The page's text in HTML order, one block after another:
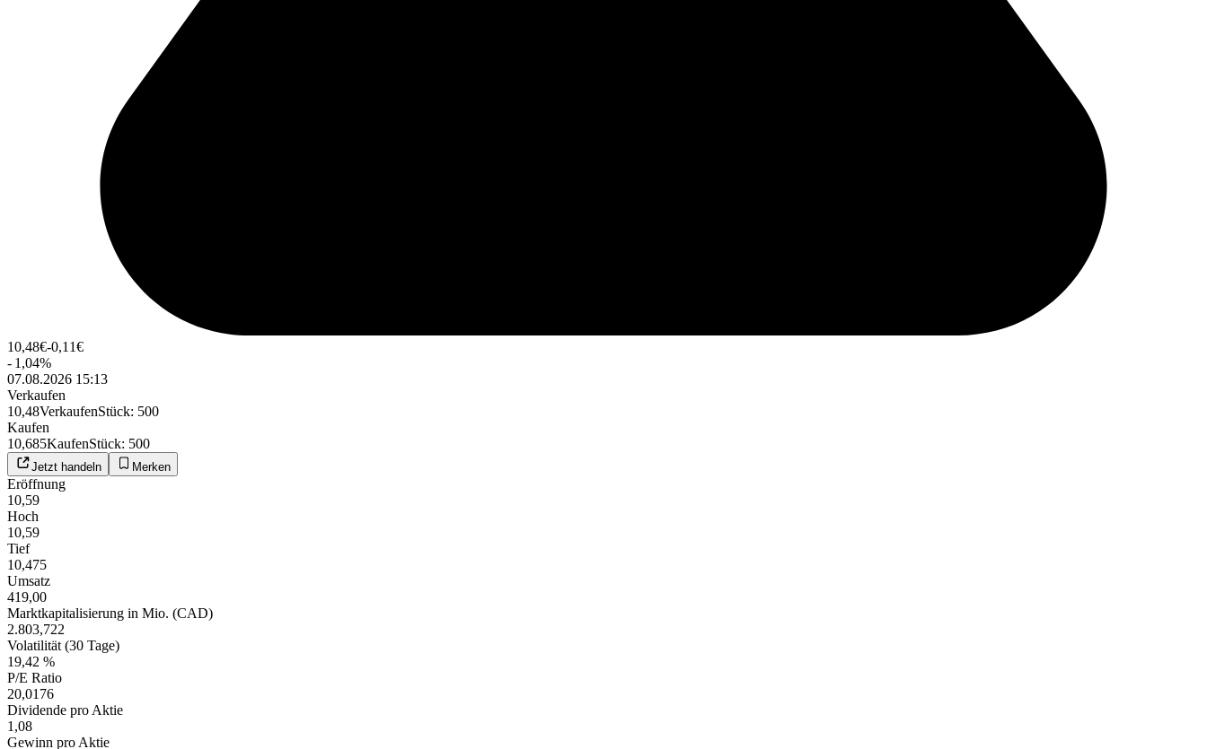
10,48€-0,11€
- 1,04%
07.08.2026 15:13
Verkaufen
10,48VerkaufenStück: 500
Kaufen
10,685KaufenStück: 500
Jetzt handeln Merken
Eröffnung
10,59
Hoch
10,59
Tief
10,475
Umsatz
419,00
Marktkapitalisierung in Mio. (CAD)
2.803,722
Volatilität (30 Tage)
19,42 %
P/E Ratio
20,0176
Dividende pro Aktie
1,08
Gewinn pro Aktie